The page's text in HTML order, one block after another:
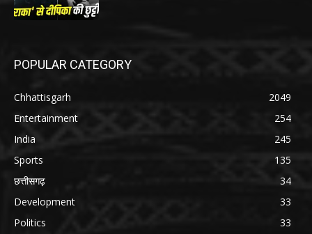
POPULAR CATEGORY
Chhattisgarh
2049
Entertainment
254
India
245
Sports
135
छत्तीसगढ़
34
Development
33
Politics
33